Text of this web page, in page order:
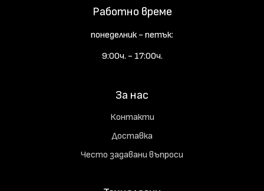
За нас
Контакти
Доставка
Често задавани въпроси
Работно време
понеделник - петък:
9:00ч. - 17:00ч.